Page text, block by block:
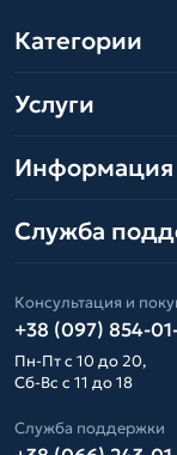
Категории
Услуги
Информация
Служба
Консультация и
+38 (097) 854-
Пн-Пт с 10 до 20,
Сб-Вс с 11 до 18
Служба поддержки